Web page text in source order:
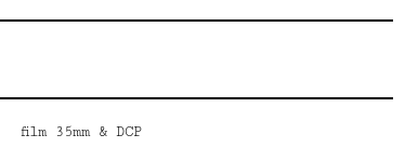
film 35mm & DCP